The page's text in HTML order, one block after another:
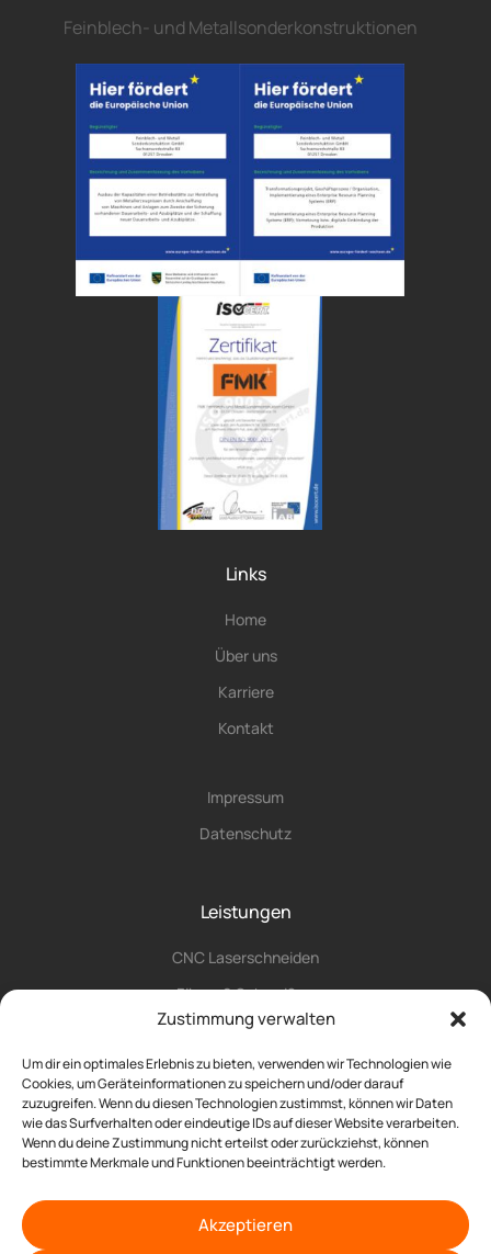
Zustimmung verwalten
Um dir ein optimales Erlebnis zu bieten, verwenden wir Technologien wie
Cookies, um Geräteinformationen zu speichern und/oder darauf
zuzugreifen. Wenn du diesen Technologien zustimmst, können wir Daten
wie das Surfverhalten oder eindeutige IDs auf dieser Website verarbeiten.
Wenn du deine Zustimmung nicht erteilst oder zurückziehst, können
bestimmte Merkmale und Funktionen beeinträchtigt werden.
Akzeptieren
Feinblech- und Metallsonderkonstruktionen
Links
Home
Über uns
Karriere
Kontakt
Impressum
Datenschutz
Leistungen
CNC Laserschneiden
Fügen & Schweißen
CNC Umformung
Laserbeschriftung
Manuelles Bearbeiten
Mechanische Bearbeitung
Montage